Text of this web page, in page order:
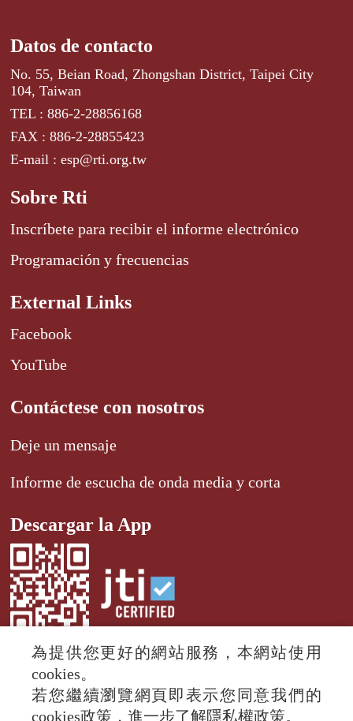
Datos de contacto
No. 55, Beian Road, Zhongshan District, Taipei City
104, Taiwan
TEL : 886-2-28856168
FAX : 886-2-28855423
E-mail : esp@rti.org.tw
Sobre Rti
Inscríbete para recibir el informe electrónico
Programación y frecuencias
External Links
Facebook
YouTube
Contáctese con nosotros
Deje un mensaje
Informe de escucha de onda media y corta
Descargar la App
© 2024 RTI (Radio Taiwan International).
All rights reserved.
為提供您更好的網站服務，本網站使用
cookies。
若您繼續瀏覽網頁即表示您同意我們的
cookies政策，進一步了解隱私權政策。